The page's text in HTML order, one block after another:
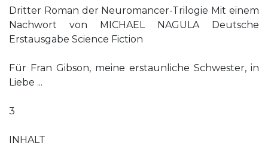
Dritter Roman der Neuromancer-Trilogie Mit einem
Nachwort von MICHAEL NAGULA Deutsche
Erstausgabe Science Fiction
Für Fran Gibson, meine erstaunliche Schwester, in
Liebe ...
3
INHALT